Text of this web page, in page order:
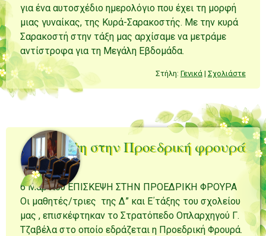
για ένα αυτοσχέδιο ημερολόγιο που έχει τη μορφή
μιας γυναίκας, της Κυρά-Σαρακοστής. Με την κυρά
Σαρακοστή στην τάξη μας αρχίσαμε να μετράμε
αντίστροφα για τη Μεγάλη Εβδομάδα.
Στήλη: Γενικά | Σχολιάστε
Επίσκεψη στην Προεδρική φρουρά
6 Μαρτίου ΕΠΙΣΚΕΨΗ ΣΤΗΝ ΠΡΟΕΔΡΙΚΗ ΦΡΟΥΡΑ
Οι μαθητές/τριες της Δ” και Ε΄τάξης του σχολείου
μας , επισκέφτηκαν το Στρατόπεδο Οπλαρχηγού Γ.
Τζαβέλα στο οποίο εδράζεται η Προεδρική Φρουρά.